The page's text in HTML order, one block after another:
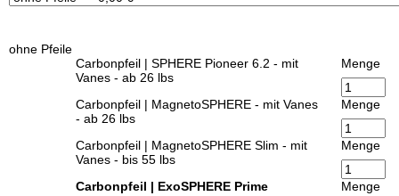
ohne Pfeile
Carbonpfeil | SPHERE Pioneer 6.2 - mit
Vanes - ab 26 lbs
Menge
Carbonpfeil | MagnetoSPHERE - mit Vanes
- ab 26 lbs
Menge
Carbonpfeil | MagnetoSPHERE Slim - mit
Vanes - bis 55 lbs
Menge
Carbonpfeil | ExoSPHERE Prime
Menge